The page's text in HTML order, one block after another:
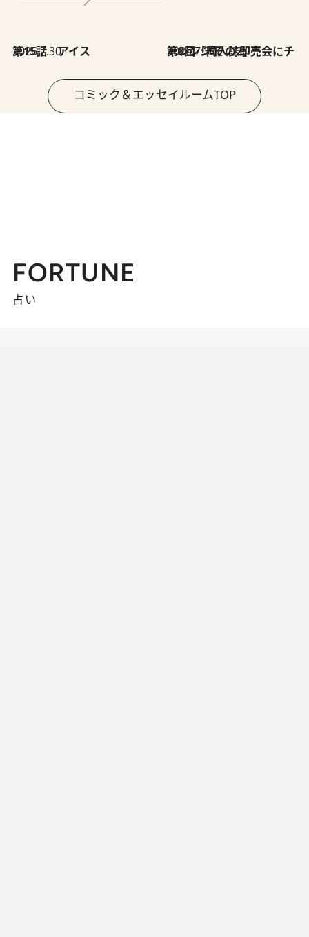
2026.7.30
第15話 アイス 2026.7.30
第8回「同人誌即売会にチャレンジ その2」
コミック＆エッセイルームTOP
FORTUNE
占い